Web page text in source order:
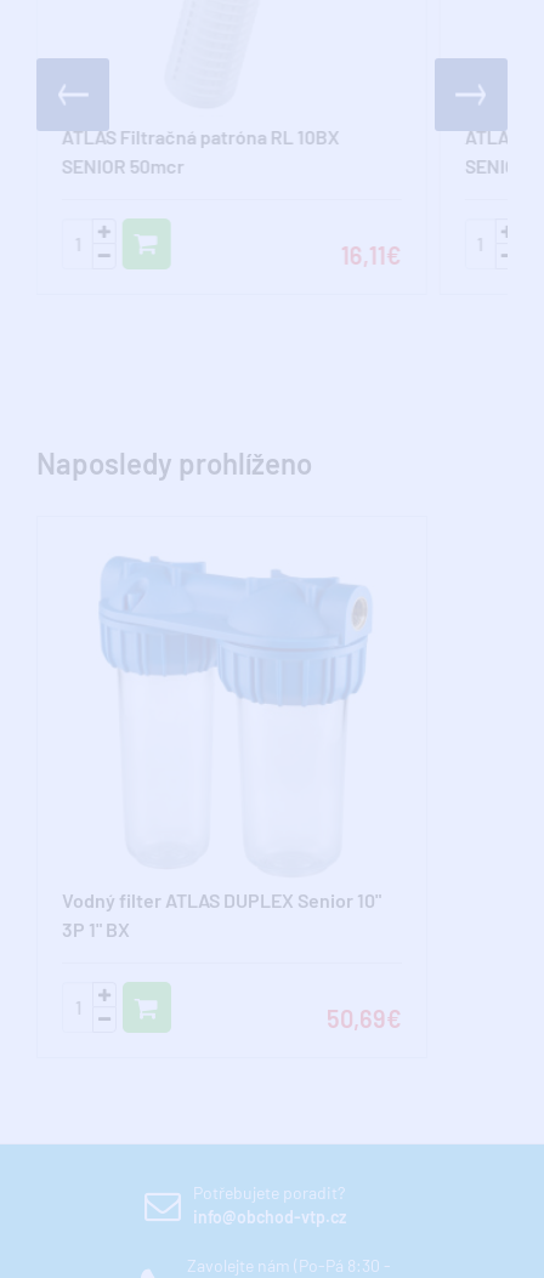
ATLAS Filtračná patróna RL 10BX
SENIOR 50mcr
16,11€
ATLAS
SENIOR
Naposledy prohlíženo
Vodný filter ATLAS DUPLEX Senior 10"
3P 1" BX
50,69€
Potřebujete poradit?
info@obchod-vtp.cz
Zavolejte nám (Po-Pá 8:30 -